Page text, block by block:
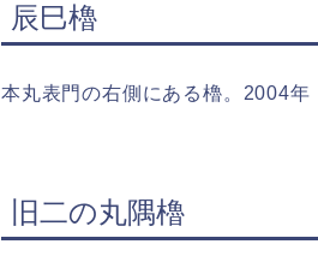
辰巳櫓
本丸表門の右側にある櫓。2004年
旧二の丸隅櫓